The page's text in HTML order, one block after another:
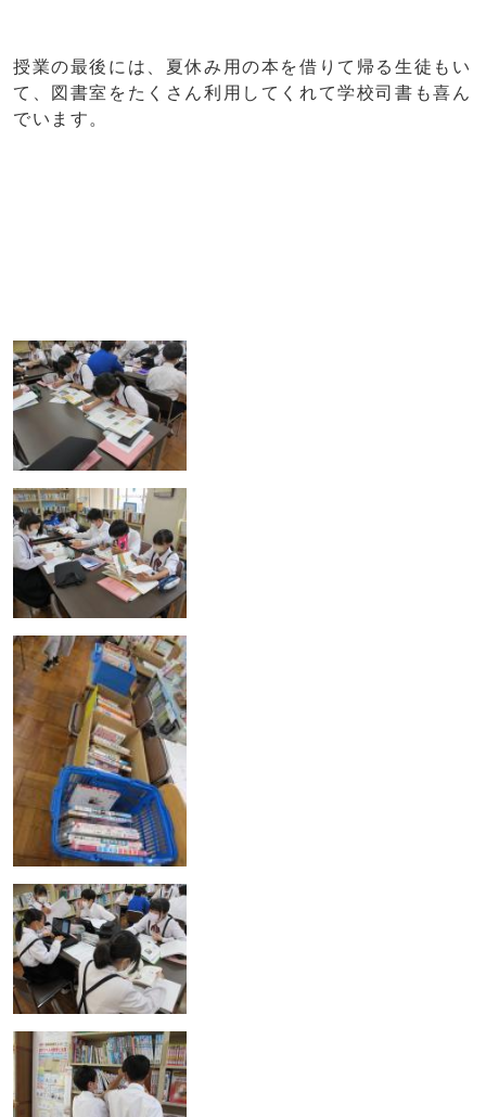
授業の最後には、夏休み用の本を借りて帰る生徒もい
て、図書室をたくさん利用してくれて学校司書も喜ん
でいます。